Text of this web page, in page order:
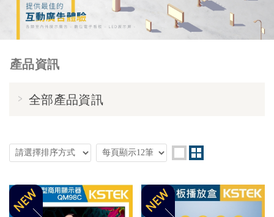
產品資訊
全部產品資訊